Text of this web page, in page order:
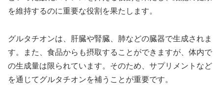
を維持するのに重要な役割を果たします。
グルタチオンは、肝臓や腎臓、肺などの臓器で生成されま
す。また、食品からも摂取することができますが、体内で
の生成量は限られています。そのため、サプリメントなど
を通じてグルタチオンを補うことが重要です。